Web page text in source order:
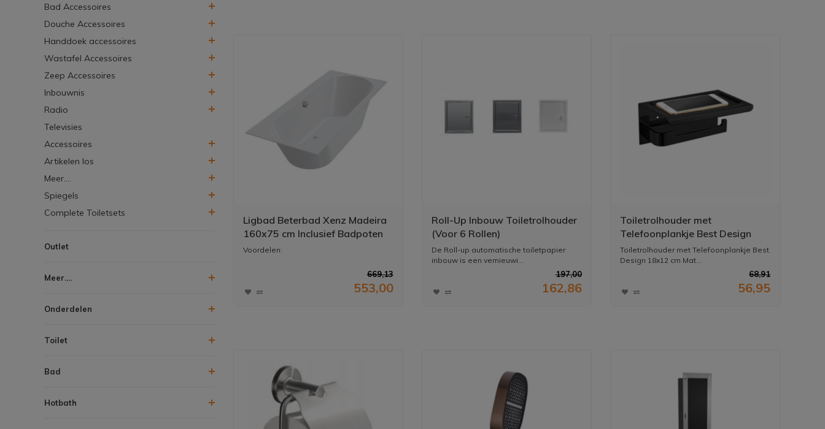
Bad Accessoires
Douche Accessoires
Handdoek accessoires
Wastafel Accessoires
Zeep Accessoires
Inbouwnis
Radio
Televisies
Accessoires
Artikelen los
Meer....
Spiegels
Complete Toiletsets
Outlet
Meer....
Onderdelen
Toilet
Bad
Hotbath
Ligbad Beterbad Xenz Madeira
160x75 cm Inclusief Badpoten
Wit
Voordelen:
van 160...
669,13
553,00
Roll-Up Inbouw Toiletrolhouder
(Voor 6 Rollen)
De Roll-up automatische toiletpapier
inbouw is een vernieuwi...
197,00
162,86
Toiletrolhouder met
Telefoonplankje Best Design
18x12 cm Mat Zwart (zonder
telefoon)
Toiletrolhouder met Telefoonplankje Best
Design 18x12 cm Mat...
68,91
56,95